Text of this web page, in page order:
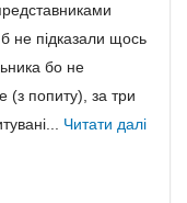
не підказали щось
бо не
(з попиту), за три
Читати далі